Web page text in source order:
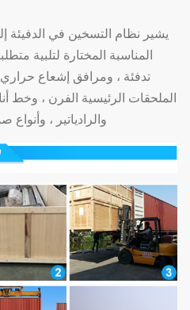
يشير نظام التسخين في الدفيئة
المناسبة المختارة لتلبية
تدفئة ، ومرافق إشعاع
الملحقات الرئيسية الفرن ، وخط
والرادياتير ،